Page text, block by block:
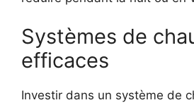
Systèmes de
efficaces
Investir dans un système de